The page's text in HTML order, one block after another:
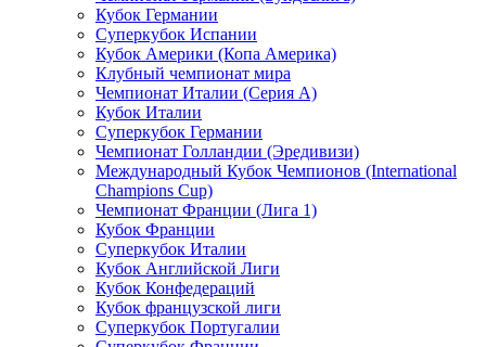
Кубок Германии
Суперкубок Испании
Кубок Америки (Копа Америка)
Клубный чемпионат мира
Чемпионат Италии (Серия А)
Кубок Италии
Суперкубок Германии
Чемпионат Голландии (Эредивизи)
Международный Кубок Чемпионов (International
Champions Cup)
Чемпионат Франции (Лига 1)
Кубок Франции
Суперкубок Италии
Кубок Английской Лиги
Кубок Конфедераций
Кубок французской лиги
Суперкубок Португалии